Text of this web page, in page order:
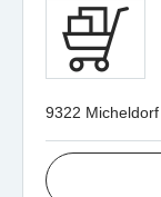
9322 Micheldorf